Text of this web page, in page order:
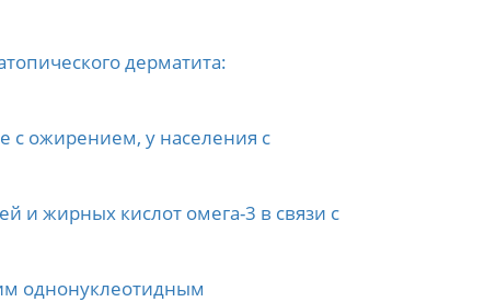
дерматита:
с ожирением, у населения с
и жирных кислот омега-3 в связи с
однонуклеотидным